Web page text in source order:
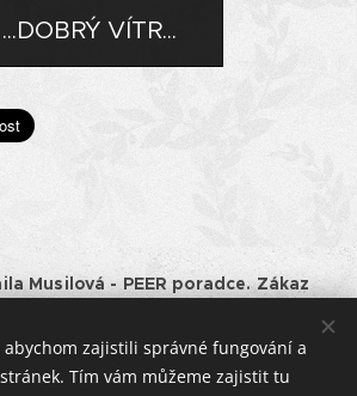
...DOBRÝ VÍTR...
Musilová - PEER poradce. Zákaz
souhlasu majitele.
Ludmila Musilová, IČO: 01528661, Horní
tel.: +420 777 994875, e-mail:
abychom zajistili správné fungování a
Tím vám můžeme zajistit tu